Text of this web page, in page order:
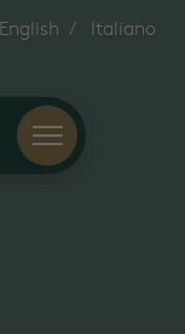
English Italiano